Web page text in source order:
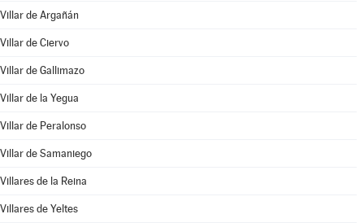
Villar de Argañán
Villar de Ciervo
Villar de Gallimazo
Villar de la Yegua
Villar de Peralonso
Villar de Samaniego
Villares de la Reina
Villares de Yeltes